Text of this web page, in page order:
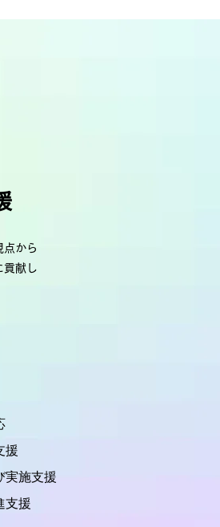
点から
貢献し
援
実施支援
支援​